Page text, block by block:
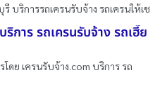
บริการรถเครนรับจ้าง รถเครนให้เช
การ รถเครนรับจ้าง รถเฮี๊ย
ดย เครนรับจ้าง.com บริการ รถ